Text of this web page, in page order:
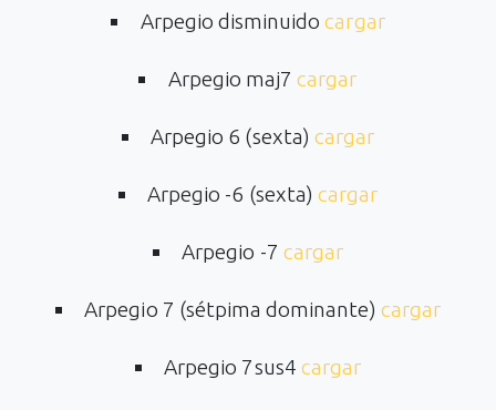
Arpegio disminuidocargar
Arpegio maj7cargar
Arpegio 6 (sexta) cargar
Arpegio -6 (sexta) cargar
Arpegio -7 cargar
Arpegio 7 (sétpima dominante) cargar
Arpegio 7sus4 cargar